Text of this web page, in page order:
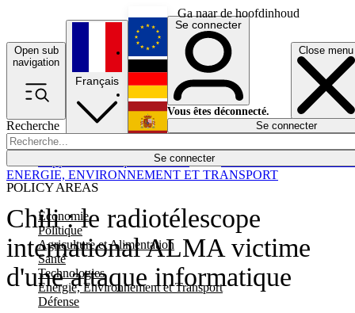
Ga naar de hoofdinhoud
Open sub
navigation
Close menu
Recherche
Se connecter
POLICY AREAS
Economie
Politique
Agriculture et Alimentation
Santé
Technologies
Energie, Environnement et Transport
Défense
Économie
Français
English
Deutsch
Español
Se connecter
Vous êtes déconnecté.
Se connecter
Chili : le radiotélescope
international ALMA victime
d'une attaque informatique
ENERGIE, ENVIRONNEMENT ET TRANSPORT